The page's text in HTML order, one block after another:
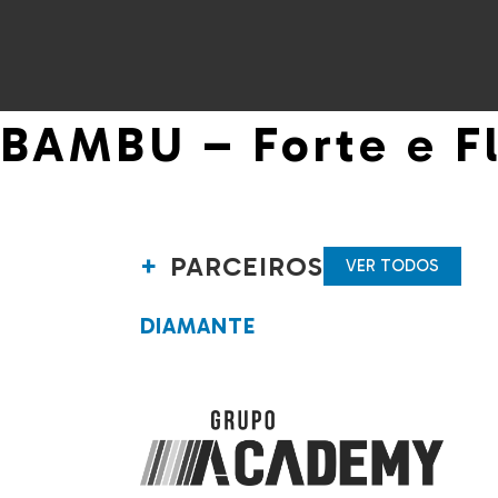
BAMBU – Forte e
PARCEIROS VER TODOS
DIAMANTE